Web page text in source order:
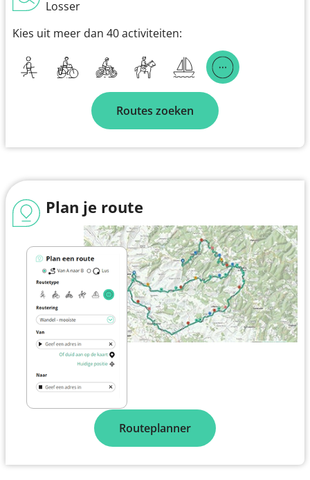
Losser
Kies uit meer dan 40 activiteiten:
Routes zoeken
Plan je route
Routeplanner